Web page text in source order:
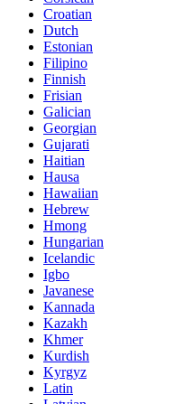
Croatian
Dutch
Estonian
Filipino
Finnish
Frisian
Galician
Georgian
Gujarati
Haitian
Hausa
Hawaiian
Hebrew
Hmong
Hungarian
Icelandic
Igbo
Javanese
Kannada
Kazakh
Khmer
Kurdish
Kyrgyz
Latin